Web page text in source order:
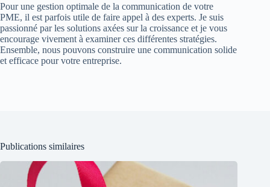
Pour une gestion optimale de la communication de votre
PME, il est parfois utile de faire appel à des experts. Je suis
passionné par les solutions axées sur la croissance et je vous
encourage vivement à examiner ces différentes stratégies.
Ensemble, nous pouvons construire une communication solide
et efficace pour votre entreprise.
Publications similaires